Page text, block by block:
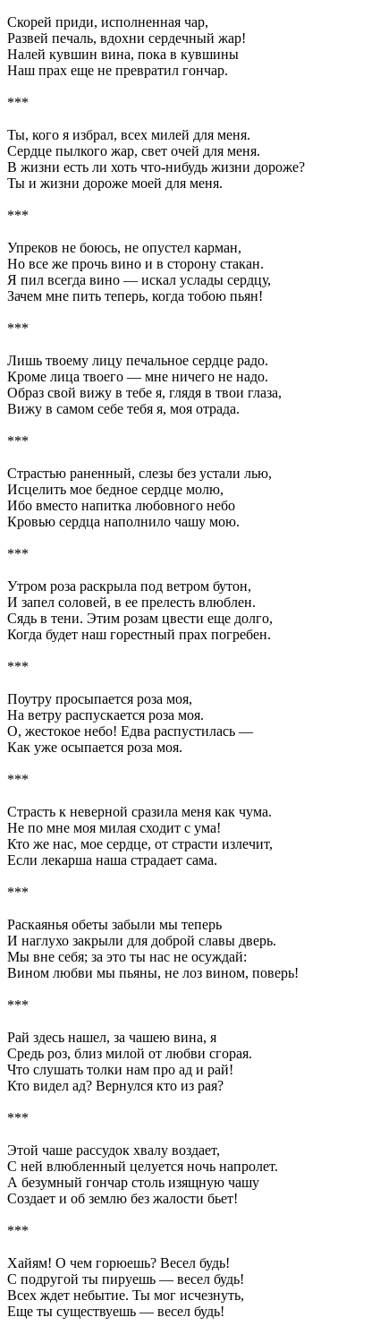
Скорей приди, исполненная чар,
Развей печаль, вдохни сердечный жар!
Налей кувшин вина, пока в кувшины
Наш прах еще не превратил гончар.
***
Ты, кого я избрал, всех милей для меня.
Сердце пылкого жар, свет очей для меня.
В жизни есть ли хоть что-нибудь жизни дороже?
Ты и жизни дороже моей для меня.
***
Упреков не боюсь, не опустел карман,
Но все же прочь вино и в сторону стакан.
Я пил всегда вино — искал услады сердцу,
Зачем мне пить теперь, когда тобою пьян!
***
Лишь твоему лицу печальное сердце радо.
Кроме лица твоего — мне ничего не надо.
Образ свой вижу в тебе я, глядя в твои глаза,
Вижу в самом себе тебя я, моя отрада.
***
Страстью раненный, слезы без устали лью,
Исцелить мое бедное сердце молю,
Ибо вместо напитка любовного небо
Кровью сердца наполнило чашу мою.
***
Утром роза раскрыла под ветром бутон,
И запел соловей, в ее прелесть влюблен.
Сядь в тени. Этим розам цвести еще долго,
Когда будет наш горестный прах погребен.
***
Поутру просыпается роза моя,
На ветру распускается роза моя.
О, жестокое небо! Едва распустилась —
Как уже осыпается роза моя.
***
Страсть к неверной сразила меня как чума.
Не по мне моя милая сходит с ума!
Кто же нас, мое сердце, от страсти излечит,
Если лекарша наша страдает сама.
***
Раскаянья обеты забыли мы теперь
И наглухо закрыли для доброй славы дверь.
Мы вне себя; за это ты нас не осуждай:
Вином любви мы пьяны, не лоз вином, поверь!
***
Рай здесь нашел, за чашею вина, я
Средь роз, близ милой от любви сгорая.
Что слушать толки нам про ад и рай!
Кто видел ад? Вернулся кто из рая?
***
Этой чаше рассудок хвалу воздает,
С ней влюбленный целуется ночь напролет.
А безумный гончар столь изящную чашу
Создает и об землю без жалости бьет!
***
Хайям! О чем горюешь? Весел будь!
С подругой ты пируешь — весел будь!
Всех ждет небытие. Ты мог исчезнуть,
Еще ты существуешь — весел будь!